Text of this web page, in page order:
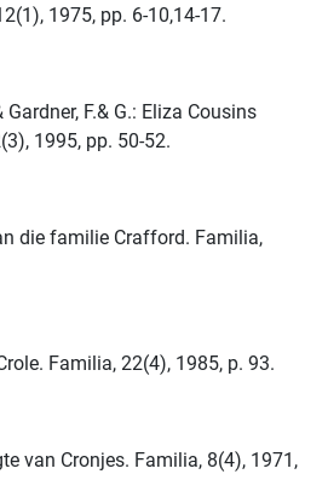
1975, pp. 6-10,14-17.
F.& G.: Eliza Cousins
1995, pp. 50-52.
die familie Crafford. Familia,
Familia, 22(4), 1985, p. 93.
van Cronjes. Familia, 8(4), 1971,